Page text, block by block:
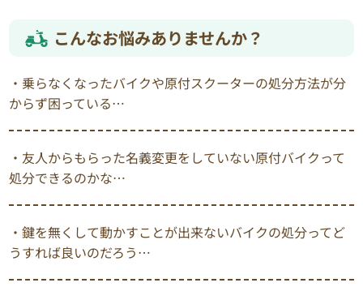
こんなお悩みありませんか？
・乗らなくなったバイクや原付スクーターの処分方法が分
からず困っている…
・友人からもらった名義変更をしていない原付バイクって
処分できるのかな…
・鍵を無くして動かすことが出来ないバイクの処分ってど
うすれば良いのだろう…